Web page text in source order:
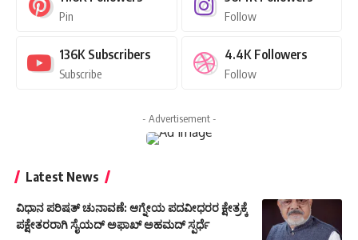
Pin Follow
136K Subscribers
Subscribe
4.4K Followers
Follow
- Advertisement -
Latest News
ವಿಧಾನ ಪರಿಷತ್ ಚುನಾವಣೆ: ಆಗ್ನೇಯ ಪದವೀಧರರ ಕ್ಷೇತ್ರಕ್ಕೆ
ಪಕ್ಷೇತರರಾಗಿ ಸೈಯದ್ ಅಫಾಖ್ ಅಹಮದ್ ಸ್ಪರ್ಧೆ